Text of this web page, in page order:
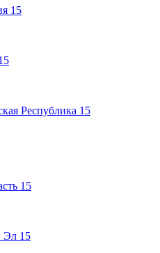
15
Республика 15
15
Эл 15